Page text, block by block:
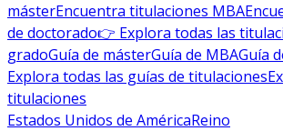
másterEncuentra titulaciones MBA
de doctorado👉 Explora todas las
gradoGuía de másterGuía de MBAGuía
Explora todas las guías de titulaciones
titulaciones
Estados Unidos de AméricaReino